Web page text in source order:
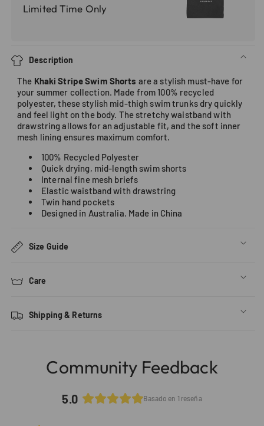
Limited Time Only
Description
The Khaki Stripe Swim Shorts are a stylish must-have for
your summer collection. Made from 100% recycled
polyester, these stylish mid-thigh swim trunks dry quickly
and feel light on the body. The stretchy waistband with
drawstring allows for an adjustable fit, and the soft inner
mesh lining ensures maximum comfort.
100% Recycled Polyester
Quick drying, mid-length swim shorts
Internal fine mesh briefs
Elastic waistband with drawstring
Twin hand pockets
Designed in Australia. Made in China
Size Guide
Care
Shipping & Returns
Community Feedback
5.0 Basado en 1 reseña